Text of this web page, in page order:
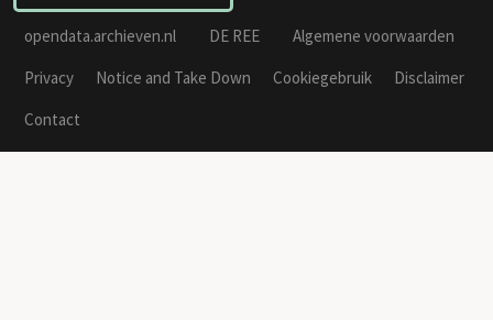
opendata.archieven.nl DE REE
Algemene voorwaarden
Privacy
Notice and Take Down Cookiegebruik
Disclaimer
Contact